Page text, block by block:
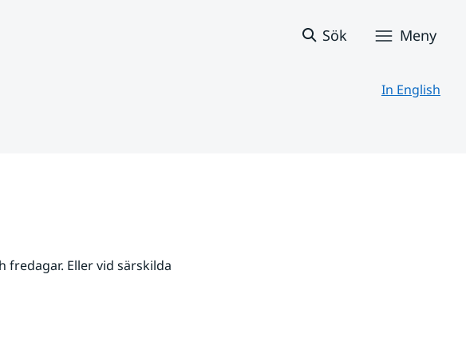
Sök Meny
In English
fredagar. Eller vid särskilda